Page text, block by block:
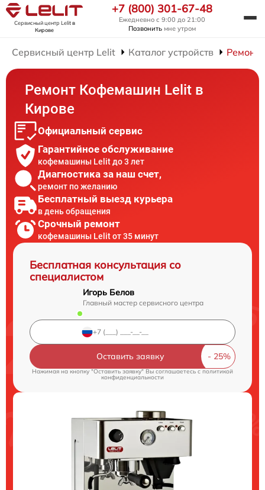
Сервисный центр Lelitв
Кирове
+7 (800) 301-67-48
Ежедневно с 9:00 до 21:00
Позвонить мне утром
Сервисный центр Lelit Каталог устройств
Ремонт Кофемашин Lelit в
Кирове
Официальный сервис
Гарантийное обслуживание
кофемашины Lelit до 3 лет
Диагностика за наш счет,
ремонт по желанию
Бесплатный выезд курьера
в день обращения
Срочный ремонт
кофемашины Lelit от 35 минут
Бесплатная консультация со
специалистом
Игорь Белов
Главный мастер сервисного центра
Оставить заявку
Нажимая на кнопку "Оставить заявку" Вы соглашаетесь cполитикой
конфиденциальности